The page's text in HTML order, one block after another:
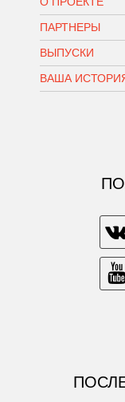
ПАРТНЕРЫ
ВЫПУСКИ
ВАША